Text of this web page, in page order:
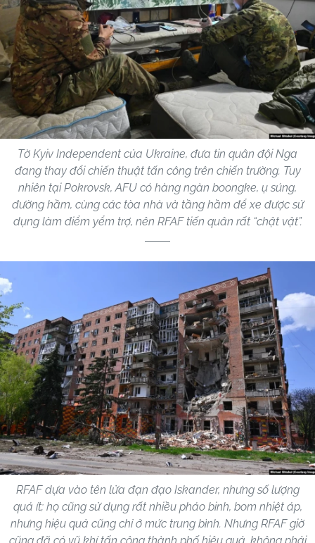
Tờ Kyiv Independent của Ukraine, đưa tin quân đội Nga
đang thay đổi chiến thuật tấn công trên chiến trường. Tuy
nhiên tại Pokrovsk, AFU có hàng ngàn boongke, ụ súng,
đường hầm, cùng các tòa nhà và tầng hầm để xe được sử
dụng làm điểm yểm trợ, nên RFAF tiến quân rất “chật vật”.
RFAF dựa vào tên lửa đạn đạo Iskander, nhưng số lượng
quá ít; họ cũng sử dụng rất nhiều pháo binh, bom nhiệt áp,
nhưng hiệu quả cũng chỉ ở mức trung bình. Nhưng RFAF giờ